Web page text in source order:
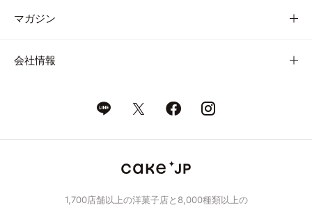
マガジン
会社情報
1,700店舗以上の洋菓子店と8,000種類以上の